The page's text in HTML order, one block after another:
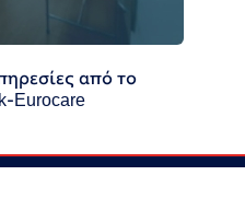
από το
Eurocare